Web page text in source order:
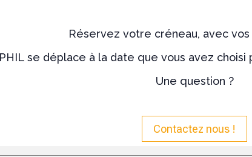
Réservez votre créneau, avec
se déplace à la date que vous avez
Une question ?
Contactez nous !